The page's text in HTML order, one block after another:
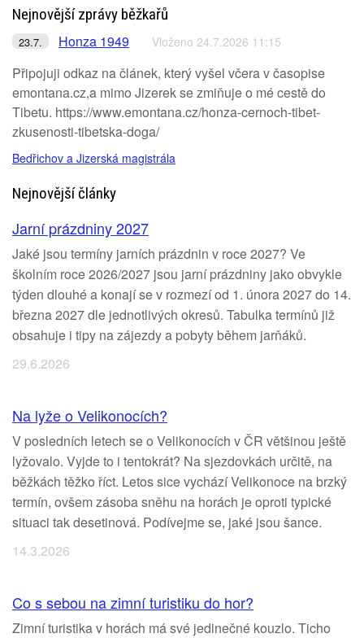
Nejnovější zprávy běžkařů
23.7. Honza 1949 Vloženo 24.7.2026 11:15
Připojuji odkaz na článek, který vyšel včera v časopise
emontana.cz,a mimo Jizerek se zmiňuje o mé cestě do
Tibetu. https://www.emontana.cz/honza-cernoch-tibet-
zkusenosti-tibetska-doga/
Bedřichov a Jizerská magistrála
Nejnovější články
Jarní prázdniny 2027
Jaké jsou termíny jarních prázdnin v roce 2027? Ve
školním roce 2026/2027 jsou jarní prázdniny jako obvykle
týden dlouhé a konají se v rozmezí od 1. února 2027 do 14.
března 2027 dle jednotlivých okresů. Tabulka termínů již
obsahuje i tipy na zájezdy a pobyty během jarňáků.
29.6.2026
Na lyže o Velikonocích?
V posledních letech se o Velikonocích v ČR většinou ještě
lyžovalo. Vyjde to i tentokrát? Na sjezdovkách určitě, na
běžkách těžko říct. Letos sice vychází Velikonoce na brzký
termín, ovšem zásoba sněhu na horách je oproti typické
situaci tak desetinová. Podívejme se, jaké jsou šance.
14.3.2026
Co s sebou na zimní turistiku do hor?
Zimní turistika v horách má své jedinečné kouzlo. Ticho